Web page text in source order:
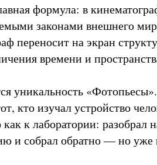
формула: в
законами внешнего
переносит на экран
времени и
уникальность
кто изучал устройство
к лаборатории: разобрал
и собрал обратно — но уже